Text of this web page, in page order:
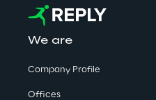
We are
Company Profile
Offices